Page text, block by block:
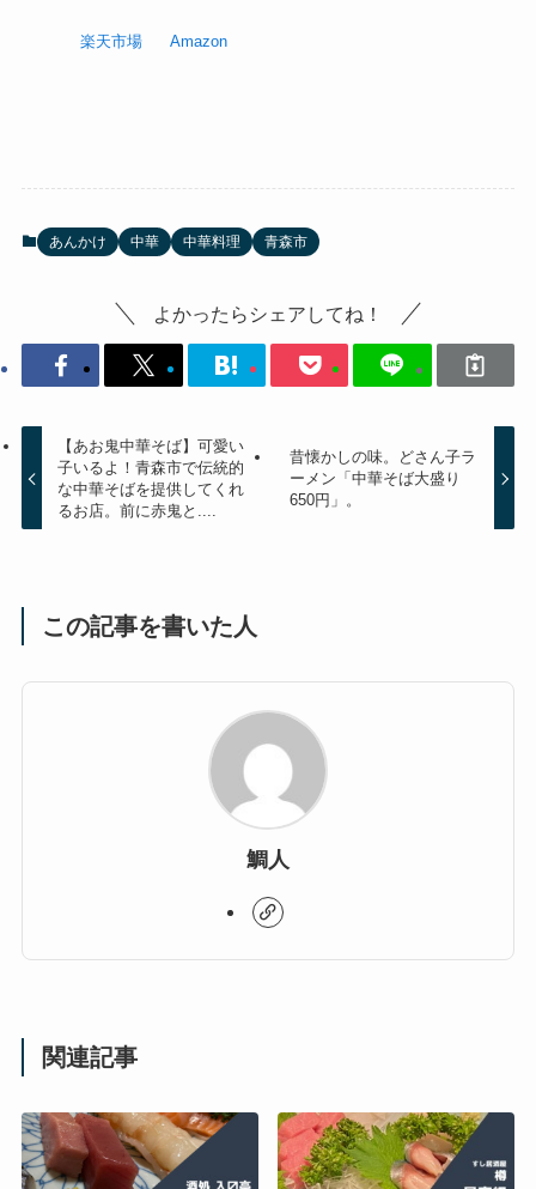
楽天市場 Amazon
あんかけ 中華 中華料理 青森市
よかったらシェアしてね！
【あお鬼中華そば】可愛い
子いるよ！青森市で伝統的
な中華そばを提供してくれ
るお店。前に赤鬼と....
昔懐かしの味。どさん子ラ
ーメン「中華そば大盛り
650円」。
この記事を書いた人
鯛人
関連記事